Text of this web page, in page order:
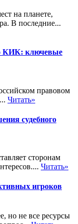
на планете,
В последние...
КИК: ключевые
правовом
Читать»
судебного
сторонам
Читать»
игроков
но не все ресурсы